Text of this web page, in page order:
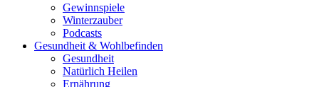
Gewinnspiele
Winterzauber
Podcasts
Gesundheit & Wohlbefinden
Gesundheit
Natürlich Heilen
Ernährung